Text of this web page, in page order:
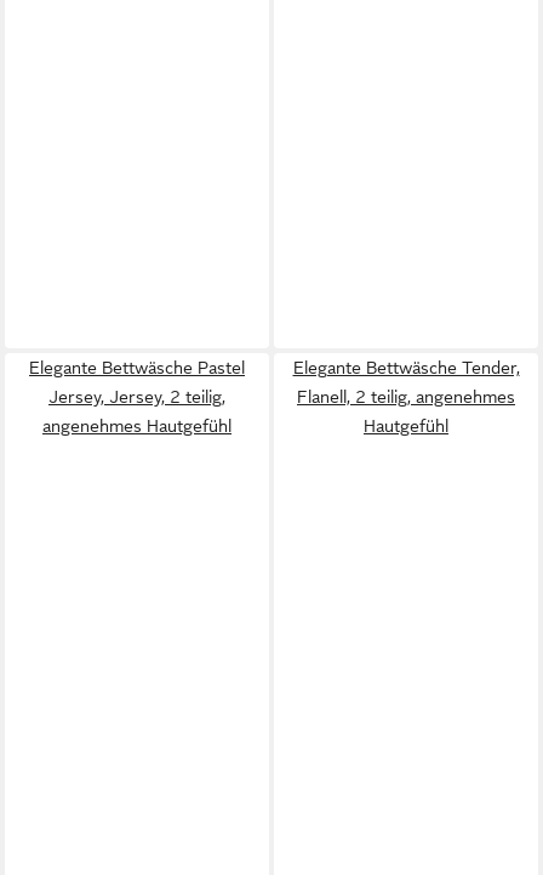
Elegante Bettwäsche Pastel
Jersey, Jersey, 2 teilig,
angenehmes Hautgefühl
Elegante Bettwäsche Tender,
Flanell, 2 teilig, angenehmes
Hautgefühl